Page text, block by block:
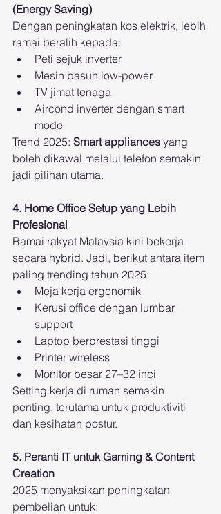
(Energy Saving)
Dengan peningkatan kos elektrik, lebih
ramai beralih kepada:
Peti sejuk inverter
Mesin basuh low-power
TV jimat tenaga
Aircond inverter dengan smart
mode
Trend 2025: Smart appliances yang
boleh dikawal melalui telefon semakin
jadi pilihan utama.
4. Home Office Setup yang Lebih
Profesional
Ramai rakyat Malaysia kini bekerja
secara hybrid. Jadi, berikut antara item
paling trending tahun 2025:
Meja kerja ergonomik
Kerusi office dengan lumbar
support
Laptop berprestasi tinggi
Printer wireless
Monitor besar 27–32 inci
Setting kerja di rumah semakin
penting, terutama untuk produktiviti
dan kesihatan postur.
5. Peranti IT untuk Gaming & Content
Creation
2025 menyaksikan peningkatan
pembelian untuk: